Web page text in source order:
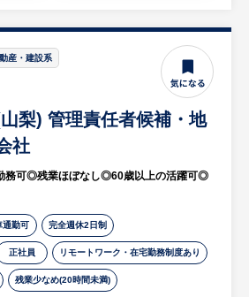
準法等の法令遵守に向けたリスク管
対応
トラブル（休職・復職、問題社員対応
連制度・運用ルールの見直し、改善
制構築
化推進
ト
大フェーズにおける労務ガバナンス
産・建設系
梨) 管理責任者候補・地
社
務可◎残業ほぼなし◎60歳以上の活躍可◎
通勤可 完全週休2日制
正社員 リモートワーク・在宅勤務制度あり
残業少なめ(20時間未満)